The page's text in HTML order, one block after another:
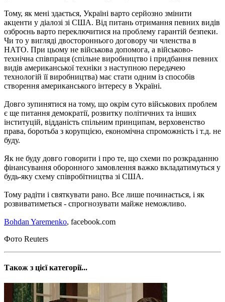
Тому, як мені здається, Україні варто серйозно змінити
акценти у діалозі зі США. Від питань отримання певних видів
озброєнь варто переключитися на проблему гарантій безпеки.
Чи то у вигляді двостороннього договору чи членства в
НАТО. При цьому не військова допомога, а військово-
технічна співпраця (спільне виробництво і придбання певних
видів американської техніки з наступною передачею
технологій її виробництва) має стати одним із способів
створення американського інтересу в Україні.
Довго зупинятися на тому, що окрім суто військових проблем
є ще питання демократії, розвитку політичних та інших
інституцій, відданість спільним принципам, верховенство
права, боротьба з корупцією, економічна спроможність і т.д. не
буду.
Як не буду довго говорити і про те, що схеми по розкраданню
фінансування оборонного замовлення важко вкладатимуться у
будь-яку схему співробітництва зі США.
Тому радіти і святкувати рано. Все лише починається, і як
розвиватиметься - спрогнозувати майже неможливо.
Bohdan Yaremenko, facebook.com
Фото Reuters
Також з цієї категорії...